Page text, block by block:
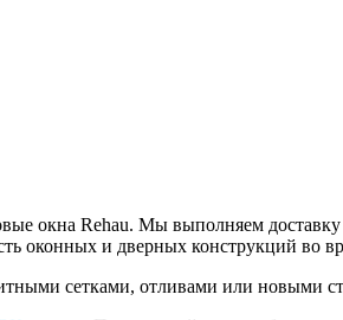
окна Rehau. Мы выполняем
оконных и дверных конструкций во
сетками, отливами или новыми